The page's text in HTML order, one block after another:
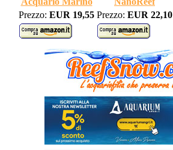
Prezzo: EUR 19,55 Prezzo: EUR 22,10